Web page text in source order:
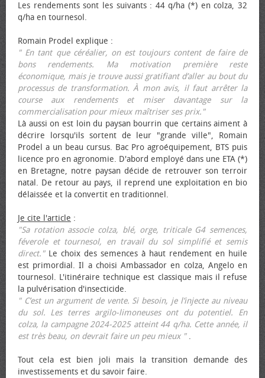
Les rendements sont les suivants : 44 q/ha (*) en colza, 32
q/ha en tournesol.
Romain Prodel explique :
" En tant que céréalier, on est toujours content de faire de
bons rendements. Ma motivation première reste
économique, mais je trouve aussi gratifiant d’aller au bout du
processus de transformation. À mon avis, il faut arrêter la
course aux rendements et miser davantage sur la
commercialisation pour mieux maîtriser ses prix."
Là aussi on est loin du paysan bourrin que certains aiment à
décrire lorsqu'ils sortent de leur "grande ville", Romain
Prodel a un beau cursus. Bac Pro agroéquipement, BTS puis
licence pro en agronomie. D'abord employé dans une ETA (*)
en Bretagne, notre paysan décide de retrouver son terroir
natal. De retour au pays, il reprend une exploitation en bio
délaissée et la convertit en traditionnel.
Je cite l'article :
"Sa rotation associe colza, blé, orge, triticale G4 semences,
féverole et tournesol, en travail du sol simplifié et semis
direct."Le choix des semences à haut rendement en huile
est primordial. Il a choisi Ambassador en colza, Angelo en
tournesol. L'itinéraire technique est classique mais il refuse
la pulvérisation d'insecticide.
" C’est un argument de vente. Si besoin, je l’injecte au niveau
du sol. Les terres argilo-limoneuses ont du potentiel. En
colza, la campagne 2024-2025 atteint 44 q/ha. Cette année, il
est très beau, on devrait faire un peu mieux ".
Tout cela est bien joli mais la transition demande des
investissements et du savoir faire.